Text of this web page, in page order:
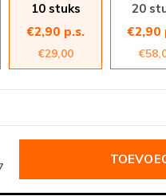
10 stuks
€2,90 p.s.
€29,00
20
€2,90